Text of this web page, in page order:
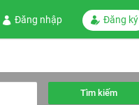
Đăng nhập Đăng ký
Tìm kiếm